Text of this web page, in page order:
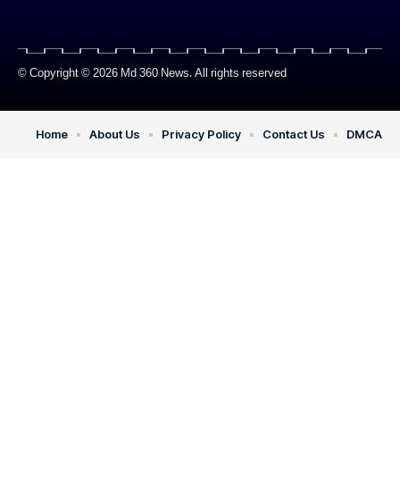
© Copyright © 2026 Md 360 News. All rights reserved
Home About Us Privacy Policy Contact Us DMCA